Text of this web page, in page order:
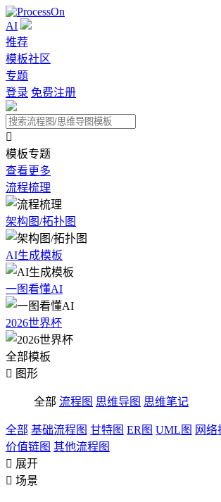
AI
推荐
模板社区
专题
登录 免费注册

模板专题
查看更多
流程梳理
架构图/拓扑图
AI生成模板
一图看懂AI
2026世界杯
全部模板
 图形
全部 流程图 思维导图 思维笔记
全部 基础流程图 甘特图 ER图 UML图 网络
价值链图 其他流程图
 展开
 场景